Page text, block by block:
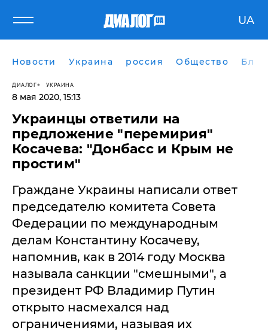
UA
Новости Украина россия Общество
ДИАЛОГ УКРАИНА
8 мая 2020, 15:13
Украинцы ответили на
предложение "перемирия"
Косачева: "Донбасс и Крым не
простим"
Граждане Украины написали ответ
председателю комитета Совета
Федерации по международным
делам Константину Косачеву,
напомнив, как в 2014 году Москва
называла санкции "смешными", а
президент РФ Владимир Путин
открыто насмехался над
ограничениями, называя их